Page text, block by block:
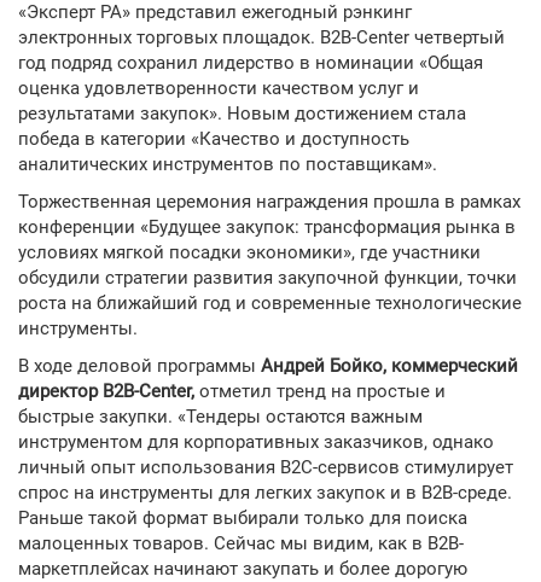
«Эксперт РА» представил ежегодный рэнкинг
электронных торговых площадок. B2B-Center четвертый
год подряд сохранил лидерство в номинации «Общая
оценка удовлетворенности качеством услуг и
результатами закупок». Новым достижением стала
победа в категории «Качество и доступность
аналитических инструментов по поставщикам».
Торжественная церемония награждения прошла в рамках
конференции «Будущее закупок: трансформация рынка в
условиях мягкой посадки экономики», где участники
обсудили стратегии развития закупочной функции, точки
роста на ближайший год и современные технологические
инструменты.
В ходе деловой программы Андрей Бойко, коммерческий
директор B2B-Center, отметил тренд на простые и
быстрые закупки. «Тендеры остаются важным
инструментом для корпоративных заказчиков, однако
личный опыт использования В2С-сервисов стимулирует
спрос на инструменты для легких закупок и в В2В-среде.
Раньше такой формат выбирали только для поиска
малоценных товаров. Сейчас мы видим, как в В2В-
маркетплейсах начинают закупать и более дорогую